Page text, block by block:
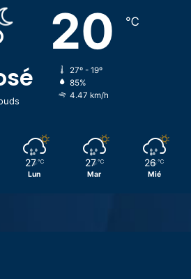
20 ℃
27º - 19º
85%
4.47 km/h
27 ℃
Lun
27 ℃
Mar
26 ℃
Mié